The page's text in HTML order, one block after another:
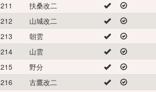
211
扶桑改二
212
山城改二
213
朝雲
214
山雲
215
野分
216
古鷹改二